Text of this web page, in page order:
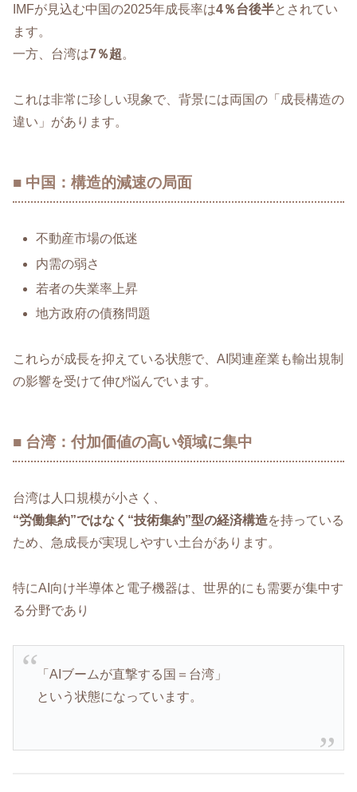
IMFが見込む中国の2025年成長率は4％台後半とされてい
ます。
一方、台湾は7％超。
これは非常に珍しい現象で、背景には両国の「成長構造の
違い」があります。
■ 中国：構造的減速の局面
不動産市場の低迷
内需の弱さ
若者の失業率上昇
地方政府の債務問題
これらが成長を抑えている状態で、AI関連産業も輸出規制
の影響を受けて伸び悩んでいます。
■ 台湾：付加価値の高い領域に集中
台湾は人口規模が小さく、
“労働集約”ではなく“技術集約”型の経済構造を持っている
ため、急成長が実現しやすい土台があります。
特にAI向け半導体と電子機器は、世界的にも需要が集中す
る分野であり
「AIブームが直撃する国＝台湾」
という状態になっています。